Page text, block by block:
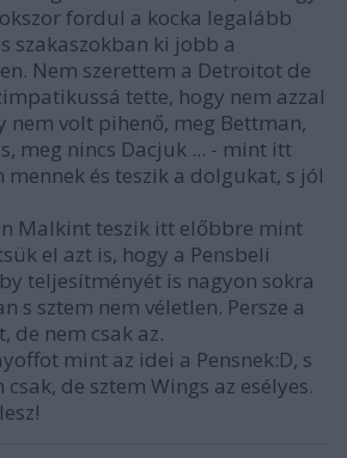
fordul a kocka legalább
szakaszokban ki jobb a
Nem szerettem a Detroitot de
tette, hogy nem azzal
nem volt pihenő, meg Bettman,
meg nincs Dacjuk ... - mint itt
mennek és teszik a dolgukat, s jól
Malkint teszik itt előbbre mint
el azt is, hogy a Pensbeli
teljesítményét is nagyon sokra
s sztem nem véletlen. Persze a
de nem csak az.
mint az idei a Pensnek:D, s
de sztem Wings az esélyes.